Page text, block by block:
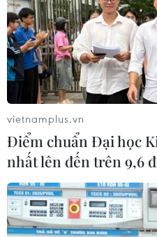
vietnamplus.vn
Điểm chuẩn Đại học
nhất lên đến trên 9,6